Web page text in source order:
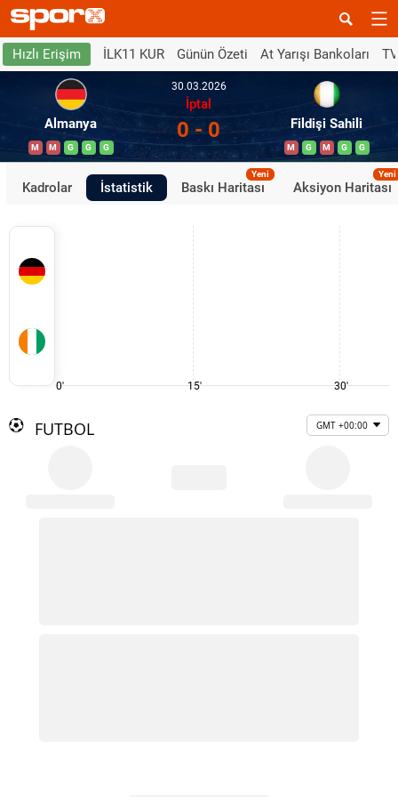
Hızlı Erişim İLK11 KUR Günün Özeti At Yarışı Bankoları
Almanya
M M G G G
30.03.2026
İptal
0 - 0 Fildişi Sahili
M G M G G
Kadrolar İstatistik Baskı Haritası
Yeni
Aksiyon Haritası
Yeni
0' 15' 30'
FUTBOL GMT +00:00